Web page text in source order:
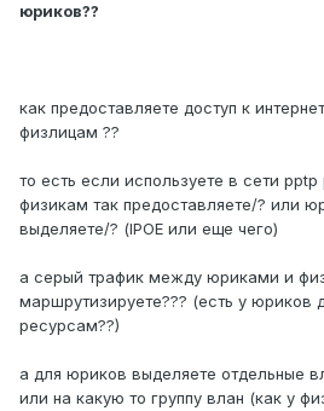
юриков??
как предоставляете доступ к
физлицам ??
то есть если используете в сети
физикам так предоставляете/? или
выделяете/? (IPOE или еще чего)
а серый трафик между юриками и
маршрутизируете??? (есть у юриков
ресурсам??)
а для юриков выделяете отдельные
или на какую то группу влан (как у